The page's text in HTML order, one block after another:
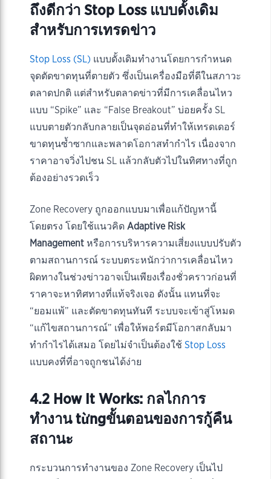
ถึงดีกว่า Stop Loss แบบดั้งเดิม
สำหรับการเทรดข่าว
Stop Loss (SL) แบบดั้งเดิมทำงานโดยการกำหนด
จุดตัดขาดทุนที่ตายตัว ซึ่งเป็นเครื่องมือที่ดีในสภาวะ
ตลาดปกติ แต่สำหรับตลาดข่าวที่มีการเคลื่อนไหว
แบบ “Spike” และ “False Breakout” บ่อยครั้ง SL
แบบตายตัวกลับกลายเป็นจุดอ่อนที่ทำให้เทรดเดอร์
ขาดทุนซ้ำซากและพลาดโอกาสทำกำไร เนื่องจาก
ราคาอาจวิ่งไปชน SL แล้วกลับตัวไปในทิศทางที่ถูก
ต้องอย่างรวดเร็ว
Zone Recovery ถูกออกแบบมาเพื่อแก้ปัญหานี้
โดยตรง โดยใช้แนวคิด Adaptive Risk
Management หรือการบริหารความเสี่ยงแบบปรับตัว
ตามสถานการณ์ ระบบตระหนักว่าการเคลื่อนไหว
ผิดทางในช่วงข่าวอาจเป็นเพียงเรื่องชั่วคราวก่อนที่
ราคาจะหาทิศทางที่แท้จริงเจอ ดังนั้น แทนที่จะ
“ยอมแพ้” และตัดขาดทุนทันที ระบบจะเข้าสู่โหมด
“แก้ไขสถานการณ์” เพื่อให้พอร์ตมีโอกาสกลับมา
ทำกำไรได้เสมอ โดยไม่จำเป็นต้องใช้ Stop Loss
แบบคงที่ที่อาจถูกชนได้ง่าย
4.2 How It Works: กลไกการ
ทำงาน từngขั้นตอนของการกู้คืน
สถานะ
กระบวนการทำงานของ Zone Recovery เป็นไป